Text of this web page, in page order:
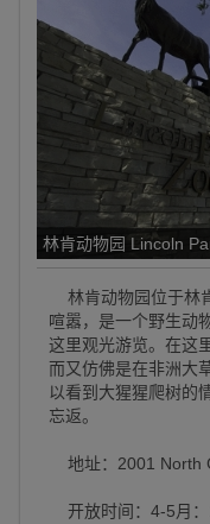
林肯动物园 Lincoln
林肯动物园位于林
喧嚣，是一个野生动
这里观光游览。在这
而又仿佛是在非洲大
以看到大猩猩爬树的
忘返。
地址：2001 North
开放时间：4-5月：